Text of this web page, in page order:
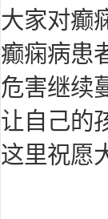
大家对癫
癫痫病患
危害继续
让自己的
这里祝愿